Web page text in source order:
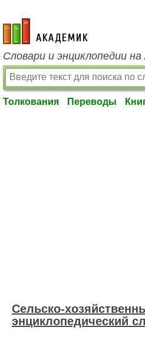
academic.ru
Словари и энциклопедии
Толкования Переводы
Сельско-
энциклопедический